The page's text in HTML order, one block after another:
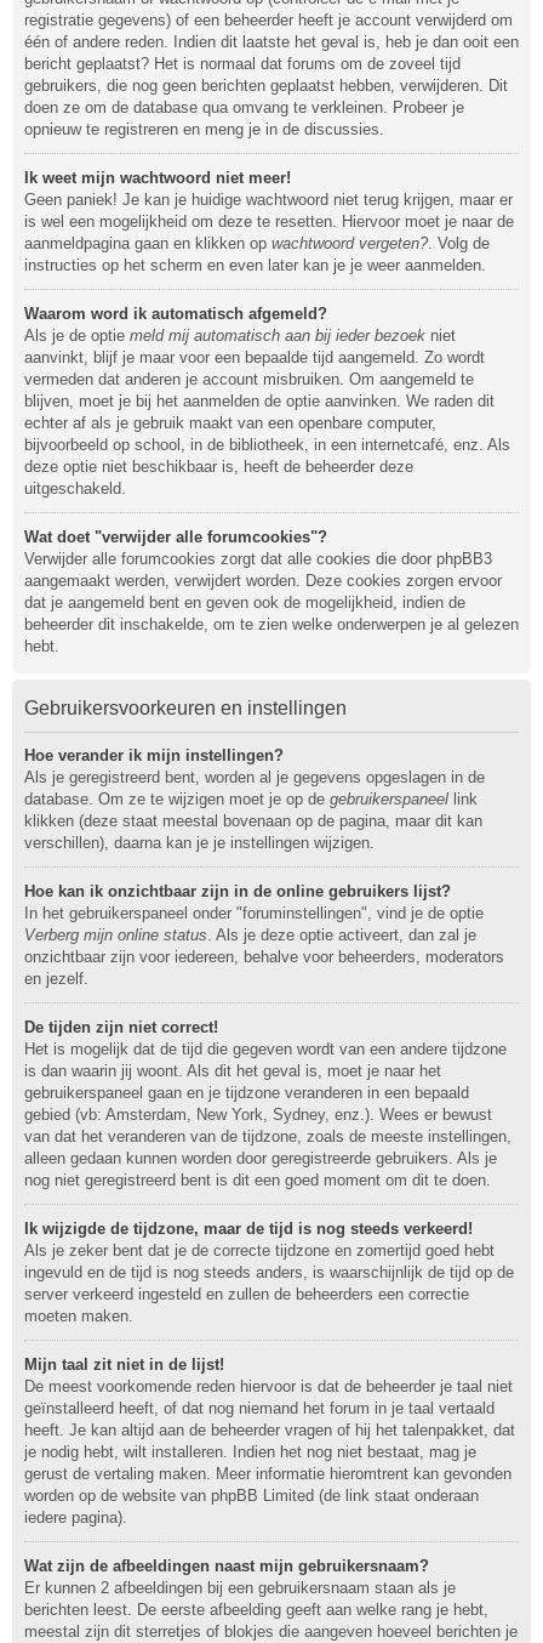
registratie gegevens) of een beheerder heeft je account verwijderd om
één of andere reden. Indien dit laatste het geval is, heb je dan ooit een
bericht geplaatst? Het is normaal dat forums om de zoveel tijd
gebruikers, die nog geen berichten geplaatst hebben, verwijderen. Dit
doen ze om de database qua omvang te verkleinen. Probeer je
opnieuw te registreren en meng je in de discussies.
Ik weet mijn wachtwoord niet meer!
Geen paniek! Je kan je huidige wachtwoord niet terug krijgen, maar er
is wel een mogelijkheid om deze te resetten. Hiervoor moet je naar de
aanmeldpagina gaan en klikken op wachtwoord vergeten?. Volg de
instructies op het scherm en even later kan je je weer aanmelden.
Waarom word ik automatisch afgemeld?
Als je de optie meld mij automatisch aan bij ieder bezoek niet
aanvinkt, blijf je maar voor een bepaalde tijd aangemeld. Zo wordt
vermeden dat anderen je account misbruiken. Om aangemeld te
blijven, moet je bij het aanmelden de optie aanvinken. We raden dit
echter af als je gebruik maakt van een openbare computer,
bijvoorbeeld op school, in de bibliotheek, in een internetcafé, enz. Als
deze optie niet beschikbaar is, heeft de beheerder deze
uitgeschakeld.
Wat doet "verwijder alle forumcookies"?
Verwijder alle forumcookies zorgt dat alle cookies die door phpBB3
aangemaakt werden, verwijdert worden. Deze cookies zorgen ervoor
dat je aangemeld bent en geven ook de mogelijkheid, indien de
beheerder dit inschakelde, om te zien welke onderwerpen je al gelezen
hebt.
Gebruikersvoorkeuren en instellingen
Hoe verander ik mijn instellingen?
Als je geregistreerd bent, worden al je gegevens opgeslagen in de
database. Om ze te wijzigen moet je op de gebruikerspaneel link
klikken (deze staat meestal bovenaan op de pagina, maar dit kan
verschillen), daarna kan je je instellingen wijzigen.
Hoe kan ik onzichtbaar zijn in de online gebruikers lijst?
In het gebruikerspaneel onder "foruminstellingen", vind je de optie
Verberg mijn online status. Als je deze optie activeert, dan zal je
onzichtbaar zijn voor iedereen, behalve voor beheerders, moderators
en jezelf.
De tijden zijn niet correct!
Het is mogelijk dat de tijd die gegeven wordt van een andere tijdzone
is dan waarin jij woont. Als dit het geval is, moet je naar het
gebruikerspaneel gaan en je tijdzone veranderen in een bepaald
gebied (vb: Amsterdam, New York, Sydney, enz.). Wees er bewust
van dat het veranderen van de tijdzone, zoals de meeste instellingen,
alleen gedaan kunnen worden door geregistreerde gebruikers. Als je
nog niet geregistreerd bent is dit een goed moment om dit te doen.
Ik wijzigde de tijdzone, maar de tijd is nog steeds verkeerd!
Als je zeker bent dat je de correcte tijdzone en zomertijd goed hebt
ingevuld en de tijd is nog steeds anders, is waarschijnlijk de tijd op de
server verkeerd ingesteld en zullen de beheerders een correctie
moeten maken.
Mijn taal zit niet in de lijst!
De meest voorkomende reden hiervoor is dat de beheerder je taal niet
geïnstalleerd heeft, of dat nog niemand het forum in je taal vertaald
heeft. Je kan altijd aan de beheerder vragen of hij het talenpakket, dat
je nodig hebt, wilt installeren. Indien het nog niet bestaat, mag je
gerust de vertaling maken. Meer informatie hieromtrent kan gevonden
worden op de website van phpBB Limited (de link staat onderaan
iedere pagina).
Wat zijn de afbeeldingen naast mijn gebruikersnaam?
Er kunnen 2 afbeeldingen bij een gebruikersnaam staan als je
berichten leest. De eerste afbeelding geeft aan welke rang je hebt,
meestal zijn dit sterretjes of blokjes die aangeven hoeveel berichten je